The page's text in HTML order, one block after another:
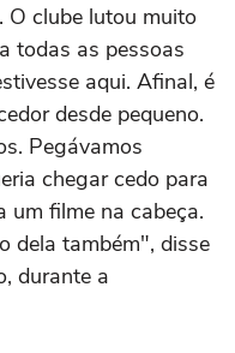
O clube lutou muito
todas as pessoas
aqui. Afinal, é
desde pequeno.
Pegávamos
chegar cedo para
um filme na cabeça.
dela também", disse
durante a